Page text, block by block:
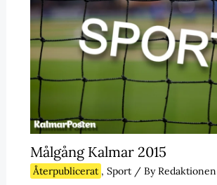
Målgång Kalmar 2015
Återpublicerat , Sport/ ByRedaktionen